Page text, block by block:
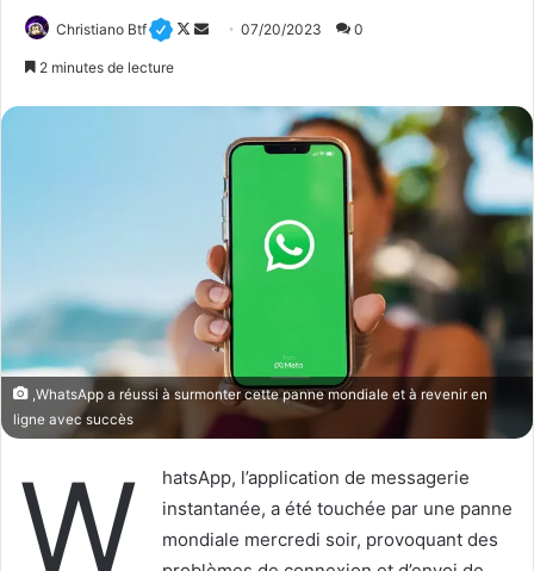
Christiano Btf
F
n
c
o
u
r
r
i
l
07/20/2023 0
2 minutes de lecture
,WhatsApp a réussi à surmonter cette panne mondiale et à revenir en
ligne avec succès
W
hatsApp, l’application de messagerie
instantanée, a été touchée par une panne
mondiale mercredi soir, provoquant des